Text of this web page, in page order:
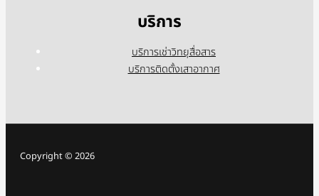
บริการ
บริการเช่าวิทยุสื่อสาร
บริการติดตั้งเสาอากาศ
Copyright © 2026